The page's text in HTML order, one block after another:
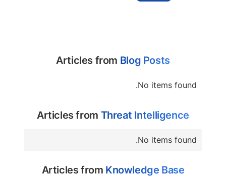
Articles from Blog Posts
No items found.
Articles from Threat Intelligence
No items found.
Articles from Knowledge Base